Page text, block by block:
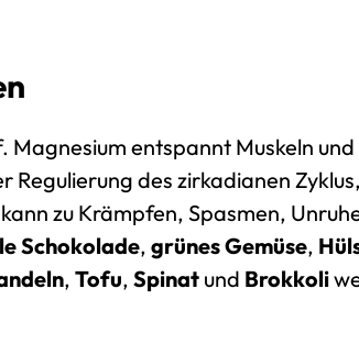
Magnesium entspannt Muskeln
des zirkadianen
zu Krämpfen, Spasmen,
Schokolade, grünes Gemüse,
, Tofu, Spinat und Brokkoli